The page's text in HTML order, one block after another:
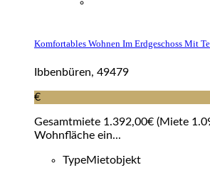
Komfortables Wohnen Im Erdgeschoss Mit
Ibbenbüren, 49479
€
Gesamtmiete 1.392,00€ (Miete
Wohnfläche ein...
TypeMietobjekt